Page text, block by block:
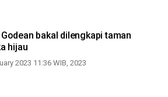
bakal dilengkapi taman
hijau
2023 11:36 WIB, 2023